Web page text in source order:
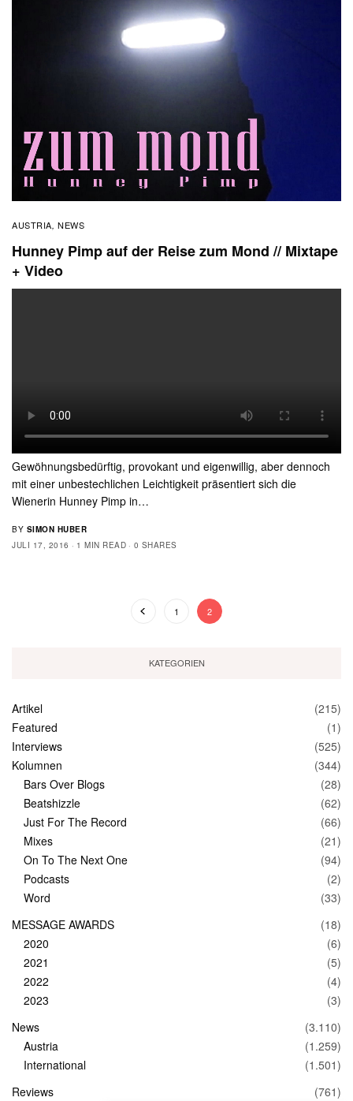
AUSTRIA, NEWS
Hunney Pimp auf der Reise zum Mond // Mixtape
+ Video
Gewöhnungsbedürftig, provokant und eigenwillig, aber dennoch
mit einer unbestechlichen Leichtigkeit präsentiert sich die
Wienerin Hunney Pimp in…
BY SIMON HUBER
JULI 17, 2016
1 MIN READ 0 SHARES
1 2
KATEGORIEN
Artikel
(215)
Featured
(1)
Interviews
(525)
Kolumnen
(344)
Bars Over Blogs
(28)
Beatshizzle
(62)
Just For The Record
(66)
Mixes
(21)
On To The Next One
(94)
Podcasts
(2)
Word
(33)
MESSAGE AWARDS
(18)
2020
(6)
2021
(5)
2022
(4)
2023
(3)
News
(3.110)
Austria
(1.259)
International
(1.501)
Reviews
(761)